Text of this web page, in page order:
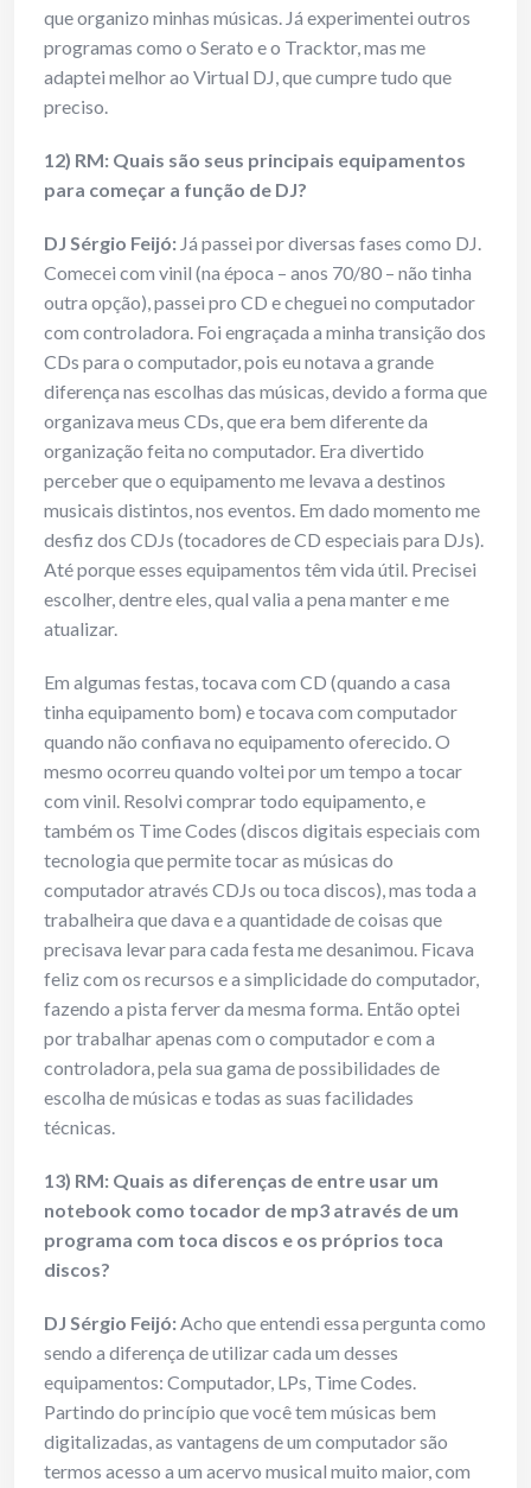
que organizo minhas músicas. Já experimentei outros
programas como o Serato e o Tracktor, mas me
adaptei melhor ao Virtual DJ, que cumpre tudo que
preciso.
12) RM: Quais são seus principais equipamentos
para começar a função de DJ?
DJ Sérgio Feijó: Já passei por diversas fases como DJ.
Comecei com vinil (na época – anos 70/80 – não tinha
outra opção), passei pro CD e cheguei no computador
com controladora. Foi engraçada a minha transição dos
CDs para o computador, pois eu notava a grande
diferença nas escolhas das músicas, devido a forma que
organizava meus CDs, que era bem diferente da
organização feita no computador. Era divertido
perceber que o equipamento me levava a destinos
musicais distintos, nos eventos. Em dado momento me
desfiz dos CDJs (tocadores de CD especiais para DJs).
Até porque esses equipamentos têm vida útil. Precisei
escolher, dentre eles, qual valia a pena manter e me
atualizar.
Em algumas festas, tocava com CD (quando a casa
tinha equipamento bom) e tocava com computador
quando não confiava no equipamento oferecido. O
mesmo ocorreu quando voltei por um tempo a tocar
com vinil. Resolvi comprar todo equipamento, e
também os Time Codes (discos digitais especiais com
tecnologia que permite tocar as músicas do
computador através CDJs ou toca discos), mas toda a
trabalheira que dava e a quantidade de coisas que
precisava levar para cada festa me desanimou. Ficava
feliz com os recursos e a simplicidade do computador,
fazendo a pista ferver da mesma forma. Então optei
por trabalhar apenas com o computador e com a
controladora, pela sua gama de possibilidades de
escolha de músicas e todas as suas facilidades
técnicas.
13) RM: Quais as diferenças de entre usar um
notebook como tocador de mp3 através de um
programa com toca discos e os próprios toca
discos?
DJ Sérgio Feijó:Acho que entendi essa pergunta como
sendo a diferença de utilizar cada um desses
equipamentos: Computador, LPs, Time Codes.
Partindo do princípio que você tem músicas bem
digitalizadas, as vantagens de um computador são
termos acesso a um acervo musical muito maior, com